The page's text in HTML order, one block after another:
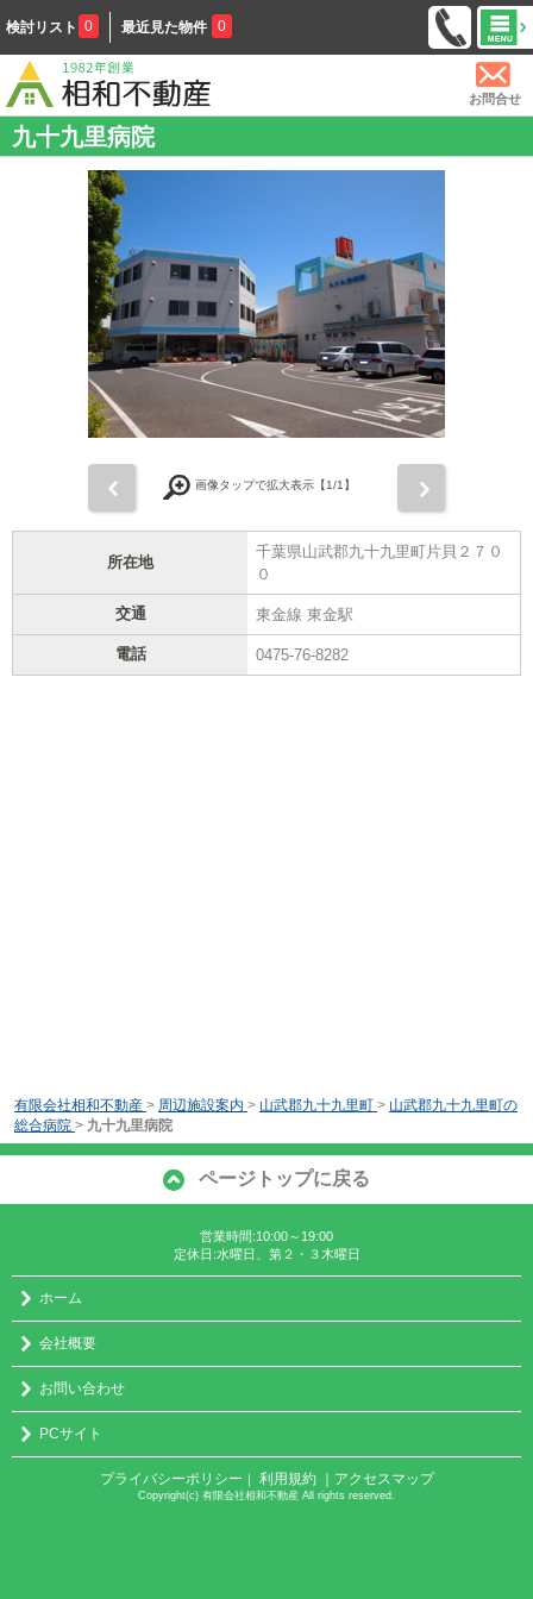
検討リスト 0 最近見た物件 0
お問合せ
九十九里病院
画像タップで拡大表示【1/1】
所在地
千葉県山武郡九十九里町片貝２７０
０
交通 東金線 東金駅
電話 0475-76-8282
有限会社相和不動産 > 周辺施設案内 > 山武郡九十九里町 > 山武郡九十九里町の
総合病院 > 九十九里病院
ページトップに戻る
営業時間:10:00～19:00
定休日:水曜日、第２・３木曜日
ホーム
会社概要
お問い合わせ
PCサイト
プライバシーポリシー ｜ 利用規約 ｜アクセスマップ
Copyright(c) 有限会社相和不動産 All rights reserved.